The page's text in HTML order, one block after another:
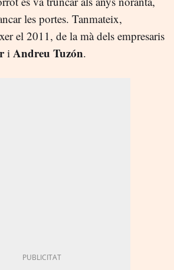
les portes. Tanmateix,
el 2011, de la mà dels empresaris
i Andreu Tuzón.